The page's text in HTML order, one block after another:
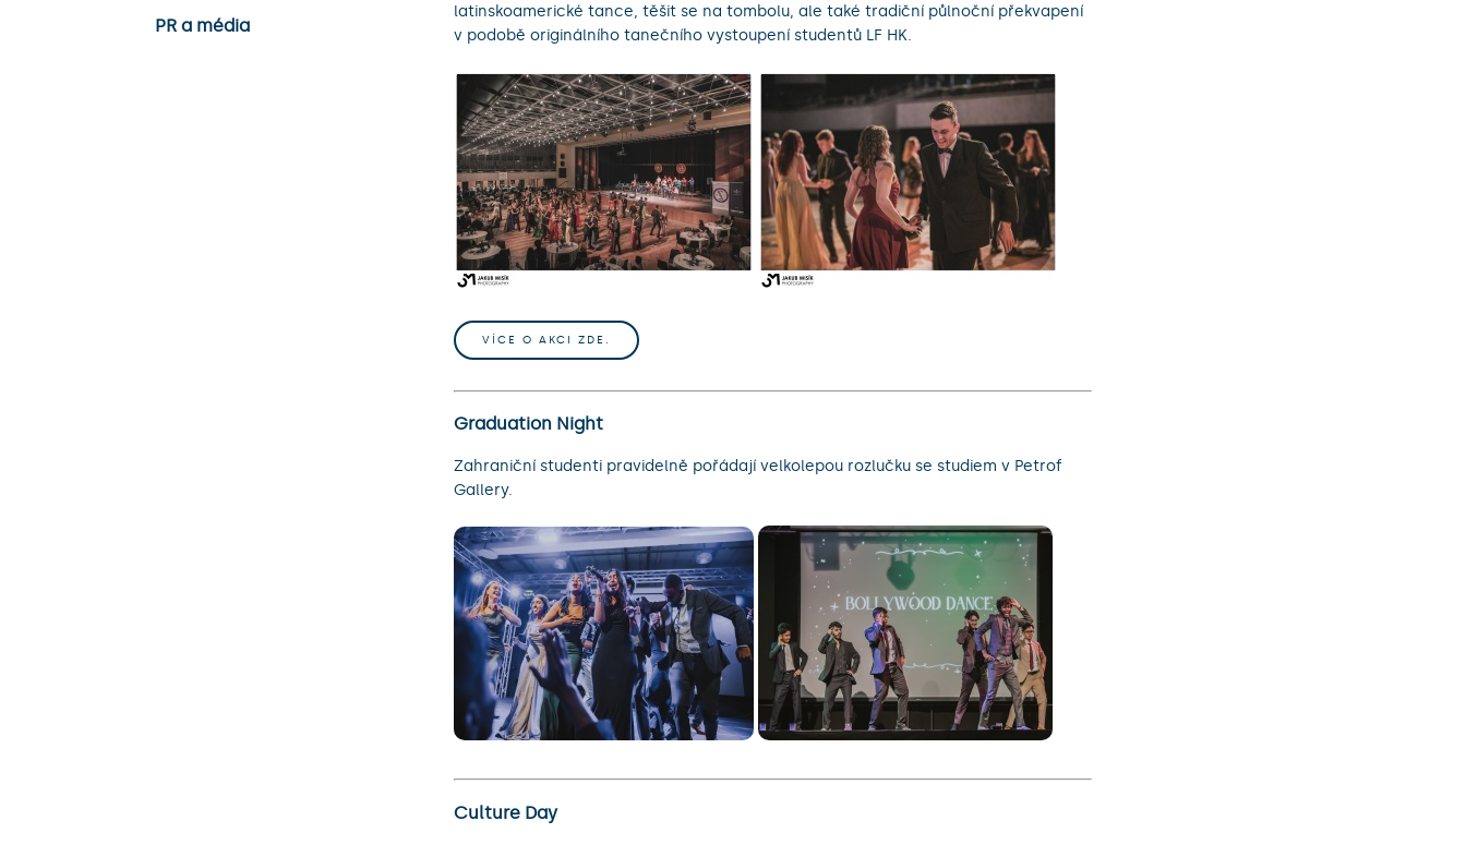
PR a média
latinskoamerické tance, těšit se na tombolu, ale také tradiční půlnoční překvapení
v podobě originálního tanečního vystoupení studentů LF HK.
VÍCE O AKCI ZDE.
Graduation Night
Zahraniční studenti pravidelně pořádají velkolepou rozlučku se studiem v Petrof
Gallery.
Culture Day